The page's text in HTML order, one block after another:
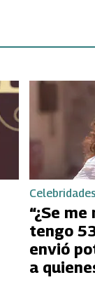
Celebridades
“¿Se
tengo
envió
a